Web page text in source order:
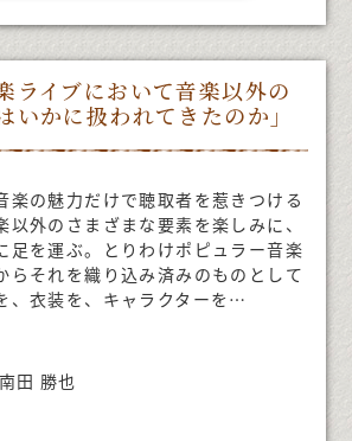
ライブにおいて音楽以外の
いかに扱われてきたのか」
楽の魅力だけで聴取者を惹きつける
以外のさまざまな要素を楽しみに、
足を運ぶ。とりわけポピュラー音楽
らそれを織り込み済みのものとして
、衣装を、キャラクターを…
田 勝也